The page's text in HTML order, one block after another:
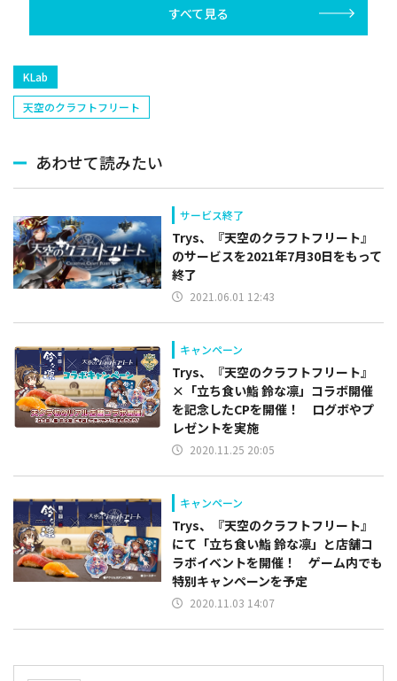
すべて見る
KLab
天空のクラフトフリート
あわせて読みたい
サービス終了
Trys、『天空のクラフトフリート』
のサービスを2021年7月30日をもって
終了
2021.06.01 12:43
キャンペーン
Trys、『天空のクラフトフリート』
×「立ち食い鮨 鈴な凛」コラボ開催
を記念したCPを開催！ ログボやプ
レゼントを実施
2020.11.25 20:05
キャンペーン
Trys、『天空のクラフトフリート』
にて「立ち食い鮨 鈴な凛」と店舗コ
ラボイベントを開催！ ゲーム内でも
特別キャンペーンを予定
2020.11.03 14:07